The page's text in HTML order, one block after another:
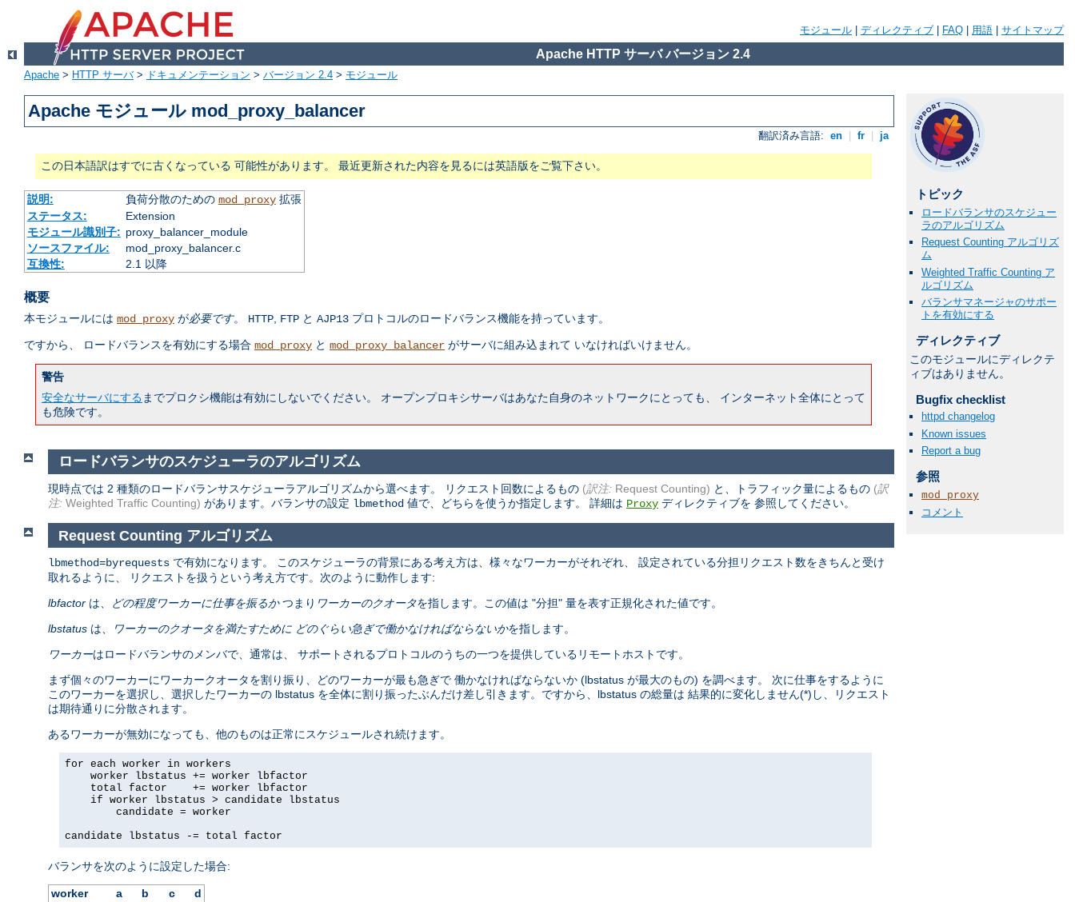
モジュール ディレクティブ FAQ 用語 サイトマップ
Apache HTTP サーバ バージョン 2.4
Apache > HTTP サーバ> ドキュメンテーション > バージョン 2.4 > モジュール
Apache モジュール mod_proxy_balancer
翻訳済み言語: en fr ja
この日本語訳はすでに古くなっている 可能性があります。 最近更新された内容を見るには英語版をご覧下さい。
説明: 負荷分散のための mod_proxy拡張
ステータス:
Extension
モジュール識別子: proxy_balancer_module
ソースファイル:
mod_proxy_balancer.c
互換性:
2.1 以降
概要
本モジュールには mod_proxy が必要です。 HTTP, FTP と AJP13 プロトコルのロードバランス機能を持っています。
ですから、 ロードバランスを有効にする場合 mod_proxy と mod_proxy_balancer がサーバに組み込まれて いなければいけません。
警告
安全なサーバにするまでプロクシ機能は有効にしないでください。 オープンプロキシサーバはあなた自身のネットワークにとっても、 インターネット全体にとって
も危険です。
トピック
ロードバランサのスケジュー
ラのアルゴリズム
Request Counting アルゴリズ
ム
Weighted Traffic Counting ア
ルゴリズム
バランサマネージャのサポー
トを有効にする
ディレクティブ
このモジュールにディレクテ
ィブはありません。
Bugfix checklist
httpd changelog
Known issues
Report a bug
参照
mod_proxy
コメント
ロードバランサのスケジューラのアルゴリズム
現時点では 2 種類のロードバランサスケジューラアルゴリズムから選べます。 リクエスト回数によるもの (訳注: Request Counting) と、トラフィック量によるもの (訳
注: Weighted Traffic Counting) があります。バランサの設定 lbmethod 値で、どちらを使うか指定します。 詳細は Proxy ディレクティブを 参照してください。
Request Counting アルゴリズム
lbmethod=byrequests で有効になります。 このスケジューラの背景にある考え方は、様々なワーカーがそれぞれ、 設定されている分担リクエスト数をきちんと受け
取れるように、 リクエストを扱うという考え方です。次のように動作します:
lbfactor は、 どの程度ワーカーに仕事を振るかつまり ワーカーのクオータを指します。この値は "分担" 量を表す正規化された値です。
lbstatus は、 ワーカーのクオータを満たすために どのぐらい急ぎで働かなければならないかを指します。
ワーカーはロードバランサのメンバで、通常は、 サポートされるプロトコルのうちの一つを提供しているリモートホストです。
まず個々のワーカーにワーカークオータを割り振り、どのワーカーが最も急ぎで 働かなければならないか (lbstatus が最大のもの) を調べます。 次に仕事をするように
このワーカーを選択し、選択したワーカーの lbstatus を全体に割り振ったぶんだけ差し引きます。ですから、lbstatus の総量は 結果的に変化しません(*)し、リクエスト
は期待通りに分散されます。
あるワーカーが無効になっても、他のものは正常にスケジュールされ続けます。
for each worker in workers
    worker lbstatus += worker lbfactor
    total factor    += worker lbfactor
    if worker lbstatus > candidate lbstatus
        candidate = worker
candidate lbstatus -= total factor
バランサを次のように設定した場合:
worker a b c
d